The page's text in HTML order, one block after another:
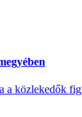
közlekedők